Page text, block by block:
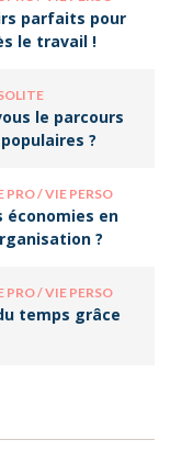
parfaits pour
le travail !
le parcours
?
PRO / VIE PERSO
économies en
?
PRO / VIE PERSO
temps grâce